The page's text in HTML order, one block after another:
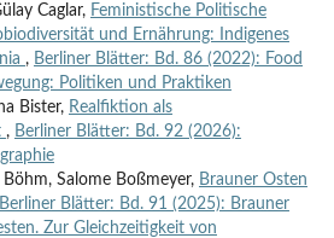
Caglar, Feministische Politische
und Ernährung: Indigenes
, Berliner Blätter: Bd. 86 (2022): Food
Politiken und Praktiken
Bister, Realfiktion als
, Berliner Blätter: Bd. 92 (2026):
Salome Boßmeyer, Brauner Osten
Berliner Blätter: Bd. 91 (2025): Brauner
Zur Gleichzeitigkeit von